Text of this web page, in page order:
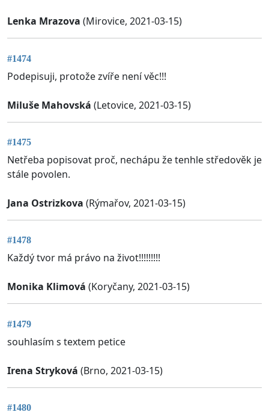
Lenka Mrazova (Mirovice, 2021-03-15)
#1474
Podepisuji, protože zvíře není věc!!!
Miluše Mahovská (Letovice, 2021-03-15)
#1475
Netřeba popisovat proč, nechápu že tenhle středověk je
stále povolen.
Jana Ostrizkova (Rýmařov, 2021-03-15)
#1478
Každý tvor má právo na život!!!!!!!!!
Monika Klimová (Koryčany, 2021-03-15)
#1479
souhlasím s textem petice
Irena Stryková (Brno, 2021-03-15)
#1480